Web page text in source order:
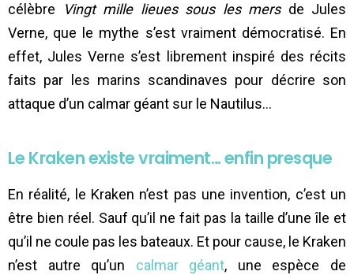
célèbre Vingt mille lieues sous les mers de Jules
Verne, que le mythe s’est vraiment démocratisé. En
effet, Jules Verne s’est librement inspiré des récits
faits par les marins scandinaves pour décrire son
attaque d’un calmar géant sur le Nautilus…
Le Kraken existe vraiment… enfin presque
En réalité, le Kraken n’est pas une invention, c’est un
être bien réel. Sauf qu’il ne fait pas la taille d’une île et
qu’il ne coule pas les bateaux. Et pour cause, le Kraken
n’est autre qu’un calmar géant, une espèce de